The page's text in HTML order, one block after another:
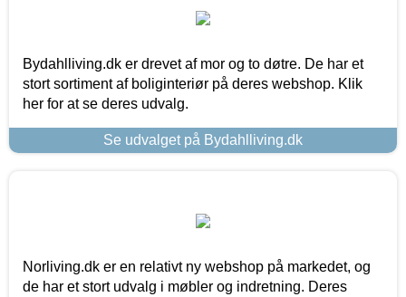
Bydahlliving.dk er drevet af mor og to døtre. De har et
stort sortiment af boliginteriør på deres webshop. Klik
her for at se deres udvalg.
Se udvalget på Bydahlliving.dk
Norliving.dk er en relativt ny webshop på markedet, og
de har et stort udvalg i møbler og indretning. Deres